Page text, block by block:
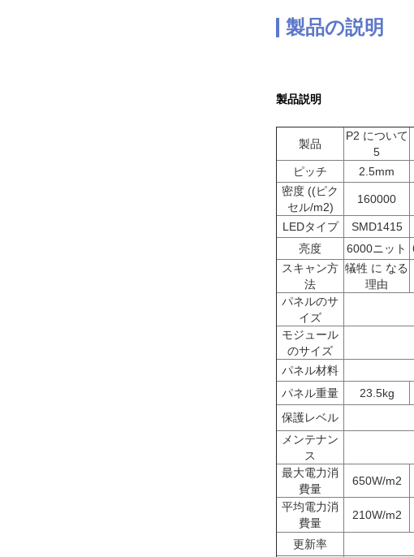
製品の説明
製品説明
製品
P2 について
5
ピッチ 2.5mm
密度 ((ピク
セル/m2)
160000
LEDタイプ SMD1415
亮度
6000ニット
スキャン方
法
犠牲 に なる
理由
パネルのサ
イズ
モジュール
のサイズ
パネル材料
パネル重量
23.5kg
保護レベル
メンテナン
ス
最大電力消
費量
650W/m2
平均電力消
費量
210W/m2
更新率